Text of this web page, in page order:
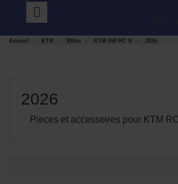
Accueil KTM 990cc KTM 990 RC R 2026
2026
Pieces et accessoires pour KTM